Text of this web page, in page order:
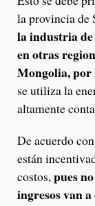
la provincia de
la industria
en otras
Mongolia, por
se utiliza la
altamente
De acuerdo
están
costos,pues
ingresos van